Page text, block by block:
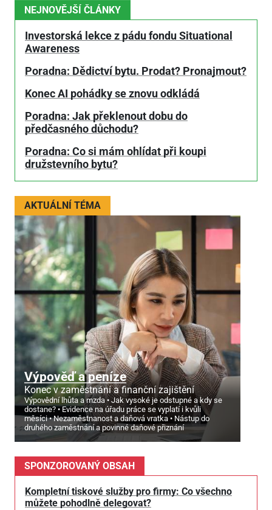
NEJNOVĚJŠÍ ČLÁNKY
Investorská lekce z pádu fondu Situational
Awareness
Poradna: Dědictví bytu. Prodat? Pronajmout?
Konec AI pohádky se znovu odkládá
Poradna: Jak překlenout dobu do
předčasného důchodu?
Poradna: Co si mám ohlídat při koupi
družstevního bytu?
AKTUÁLNÍ TÉMA
Výpověď a peníze
Konec v zaměstnání a finanční zajištění
Výpovědní lhůta a mzda
Jak vysoké je odstupné a kdy se
dostane?
Evidence na úřadu práce se vyplatí i kvůli
měsíci
Nezaměstnanost a daňová vratka
Nástup do
druhého zaměstnání a povinné daňové přiznání
SPONZOROVANÝ OBSAH
Kompletní tiskové služby pro firmy: Co všechno
můžete pohodlně delegovat?